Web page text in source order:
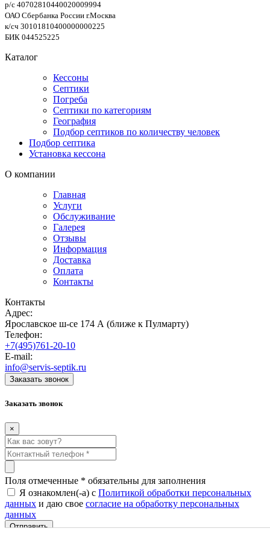
р/с 40702810440020009994
ОАО Сбербанка России г.Москва
к/сч 30101810400000000225
БИК 044525225
Каталог
Кессоны
Септики
Погреба
Септики по категориям
География
Подбор септиков по количеству человек
Подбор септика
Установка кессона
О компании
Главная
Услуги
Обслуживание
Галерея
Отзывы
Информация
Доставка
Оплата
Контакты
Контакты
Адрес:
Ярославское ш-се 174 А (ближе к Пулмарту)
Телефон:
+7(495)761-20-10
E-mail:
info@servis-septik.ru
Заказать звонок
Заказать звонок
×
Поля отмеченные * обязательны для заполнения
Я ознакомлен(-а) с Политикой обработки персональных
данных и даю свое согласие на обработку персональных
данных